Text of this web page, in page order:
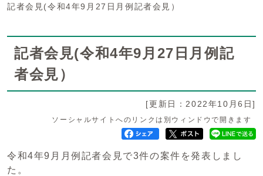
記者会見(令和4年9月27日月例記者会見）
記者会見(令和4年9月27日月例記
者会見）
[更新日：2022年10月6日]
ソーシャルサイトへのリンクは別ウィンドウで開きます
令和4年9月月例記者会見で3件の案件を発表しまし
た。